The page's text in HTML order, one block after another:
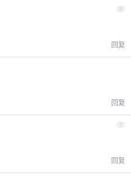
6
回复
回复
7
回复